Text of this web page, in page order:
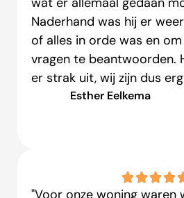
Naderhand was hij er
of alles in orde was en
vragen te beantwoorden.
er strak uit, wij zijn dus
Esther Eelkema
"Voor onze woning waren